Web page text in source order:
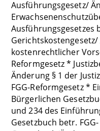
Ausführungsgesetz/
Ausführungsgesetzes
kostenrechtlicher
Reformgesetz *
Änderung § 1 der
FGG-Reformgesetz *
Bürgerlichen
und 234 des
Gesetzbuch betr.